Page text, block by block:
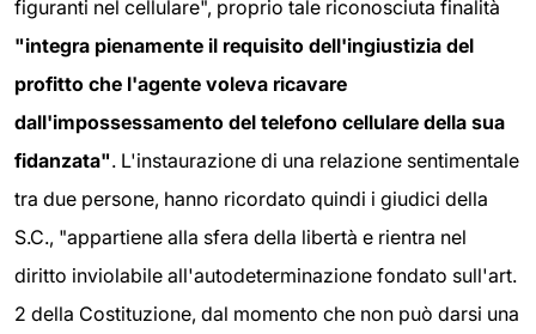
figuranti nel cellulare", proprio tale riconosciuta finalità
"integra pienamente il requisito dell'ingiustizia del
profitto che l'agente voleva ricavare
dall'impossessamento del telefono cellulare della sua
fidanzata". L'instaurazione di una relazione sentimentale
tra due persone, hanno ricordato quindi i giudici della
S.C., "appartiene alla sfera della libertà e rientra nel
diritto inviolabile all'autodeterminazione fondato sull'art.
2 della Costituzione, dal momento che non può darsi una